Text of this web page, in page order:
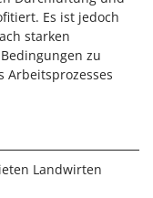
Es ist jedoch
starken
zu
Arbeitsprozesses
Landwirten